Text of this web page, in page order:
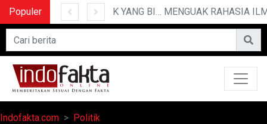
Populer 10 CERITA LUCU PENDEK YANG BIKIN NGAKAK
Indofakta.com Politik